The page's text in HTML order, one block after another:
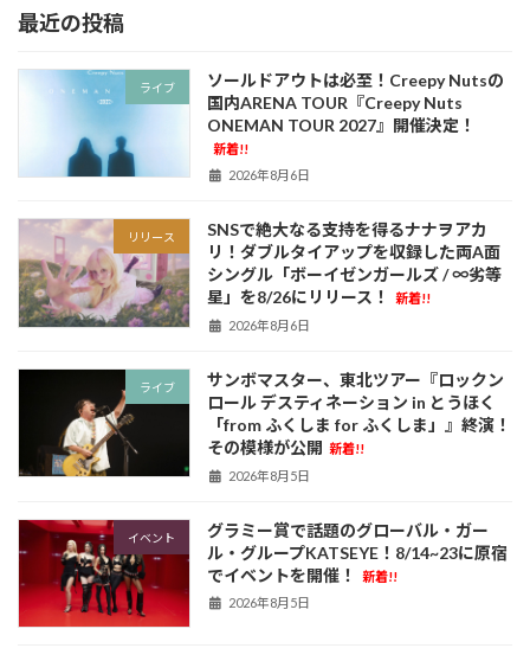
最近の投稿
ライブ
ソールドアウトは必至！Creepy Nutsの
国内ARENA TOUR『Creepy Nuts
ONEMAN TOUR 2027』開催決定！
新着!!
2026年8月6日
リリース
SNSで絶大なる支持を得るナナヲアカ
リ！ダブルタイアップを収録した両A面
シングル「ボーイゼンガールズ / ∞劣等
星」を8/26にリリース！
新着!!
2026年8月6日
ライブ
サンボマスター、東北ツアー『ロックン
ロール デスティネーション in とうほく
「from ふくしま for ふくしま」』終演！
その模様が公開 新着!!
2026年8月5日
イベント
グラミー賞で話題のグローバル・ガー
ル・グループKATSEYE！8/14~23に原宿
でイベントを開催！
新着!!
2026年8月5日